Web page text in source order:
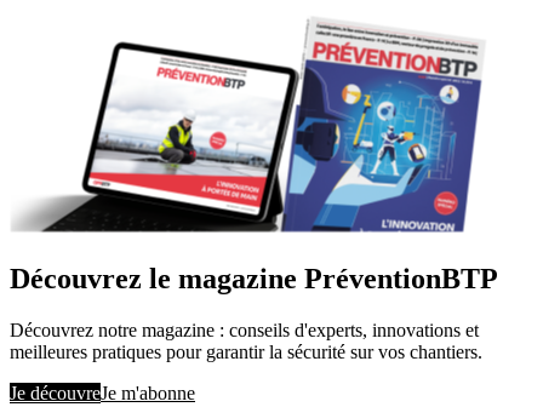
Découvrez le magazine PréventionBTP
Découvrez notre magazine : conseils d'experts, innovations et
meilleures pratiques pour garantir la sécurité sur vos chantiers.
Je découvreJe m'abonne